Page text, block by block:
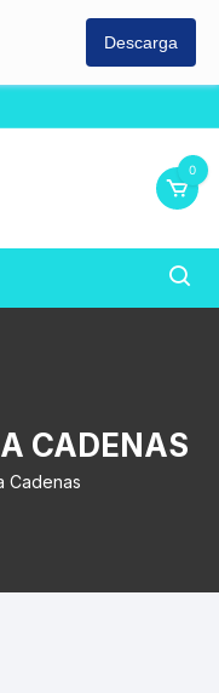
Descarga
0
CADENAS
Cadenas